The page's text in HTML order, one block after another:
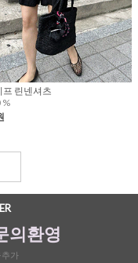
프 린넨셔츠
%
의환영
추가